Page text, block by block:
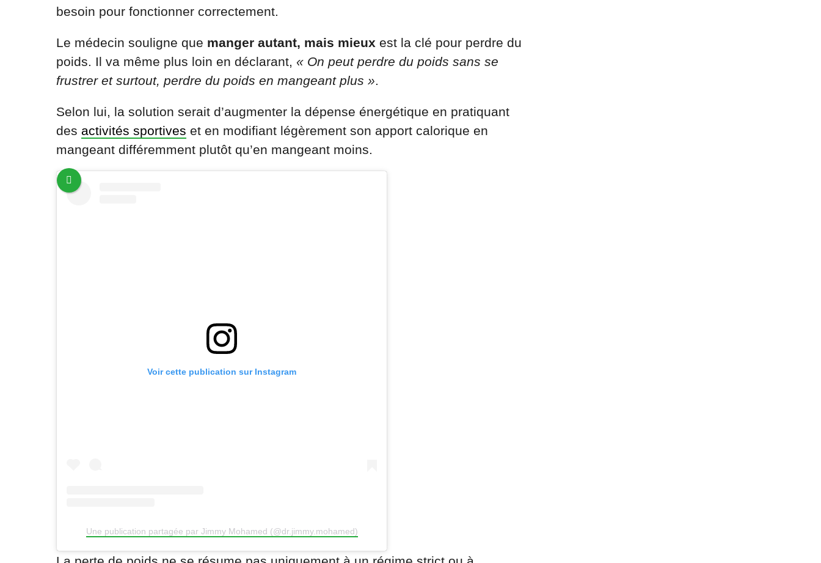
besoin pour fonctionner correctement.
Le médecin souligne que manger autant, mais mieux est la clé pour perdre du
poids. Il va même plus loin en déclarant, « On peut perdre du poids sans se
frustrer et surtout, perdre du poids en mangeant plus »
Selon lui, la solution serait d’augmenter la dépense énergétique en pratiquant
des activités sportives et en modifiant légèrement son apport calorique en
mangeant différemment plutôt qu’en mangeant moins.
Voir cette publication sur Instagram
Une publication partagée par Jimmy Mohamed (@dr.jimmy.mohamed)